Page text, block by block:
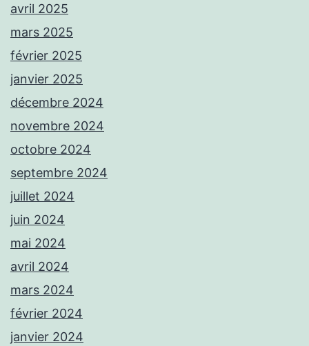
avril 2025
mars 2025
février 2025
janvier 2025
décembre 2024
novembre 2024
octobre 2024
septembre 2024
juillet 2024
juin 2024
mai 2024
avril 2024
mars 2024
février 2024
janvier 2024